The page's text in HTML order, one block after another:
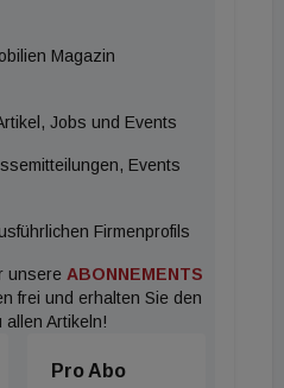
Magazin
Jobs und Events
Events
Firmenprofils
unsere ABONNEMENTS
frei und erhalten Sie den
Artikeln!
Pro Abo